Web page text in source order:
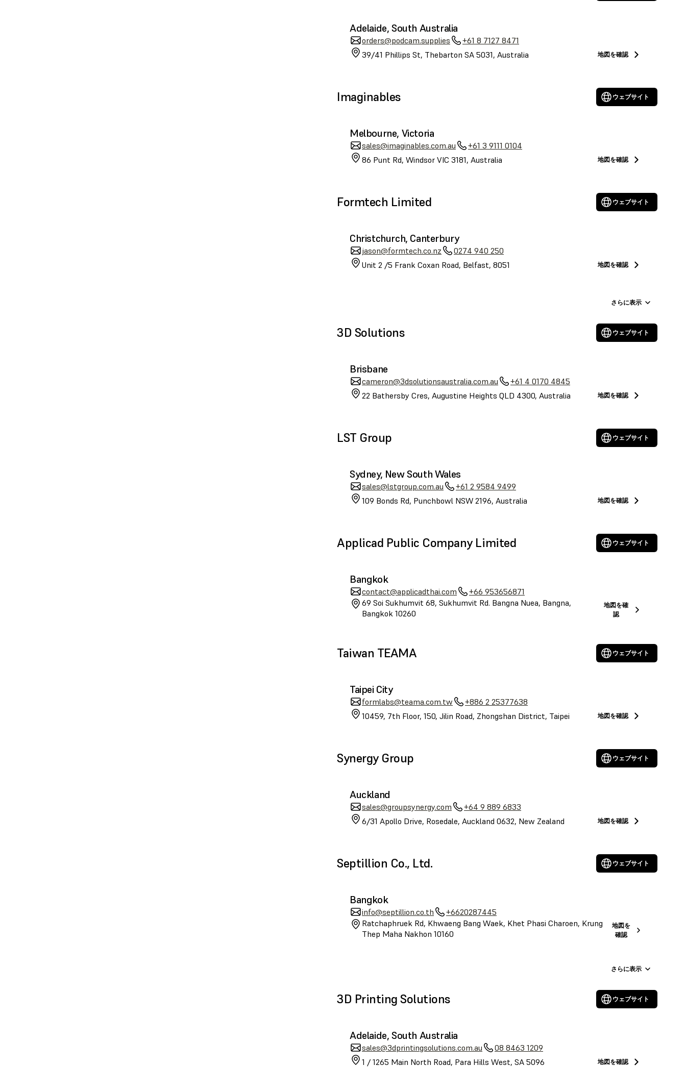
Adelaide, South Australia
orders@podcam.supplies
+61 8 7127 8471
39/41 Phillips St, Thebarton SA 5031, Australia
地図を確認
Imaginables ウェブサイト
Melbourne, Victoria
sales@imaginables.com.au
+61 3 9111 0104
86 Punt Rd, Windsor VIC 3181, Australia
地図を確認
Formtech Limited ウェブサイト
Christchurch, Canterbury
jason@formtech.co.nz
0274 940 250
Unit 2 /5 Frank Coxan Road, Belfast, 8051
地図を確認
さらに表示
3D Solutions ウェブサイト
Brisbane
cameron@3dsolutionsaustralia.com.au
+61 4 0170 4845
22 Bathersby Cres, Augustine Heights QLD 4300, Australia
地図を確認
LST Group ウェブサイト
Sydney, New South Wales
sales@lstgroup.com.au
+61 2 9584 9499
109 Bonds Rd, Punchbowl NSW 2196, Australia
地図を確認
Applicad Public Company Limited ウェブサイト
Bangkok
contact@applicadthai.com
+66 953656871
69 Soi Sukhumvit 68, Sukhumvit Rd. Bangna Nuea, Bangna,
Bangkok 10260
地図を確
認
Taiwan TEAMA ウェブサイト
Taipei City
formlabs@teama.com.tw
+886 2 25377638
10459, 7th Floor, 150, Jilin Road, Zhongshan District, Taipei
地図を確認
Synergy Group ウェブサイト
Auckland
sales@groupsynergy.com
+64 9 889 6833
6/31 Apollo Drive, Rosedale, Auckland 0632, New Zealand
地図を確認
Septillion Co., Ltd. ウェブサイト
Bangkok
info@septillion.co.th
+6620287445
Ratchaphruek Rd, Khwaeng Bang Waek, Khet Phasi Charoen, Krung
Thep Maha Nakhon 10160
地図を
確認
さらに表示
3D Printing Solutions ウェブサイト
Adelaide, South Australia
sales@3dprintingsolutions.com.au
08 8463 1209
1 / 1265 Main North Road, Para Hills West, SA 5096
地図を確認